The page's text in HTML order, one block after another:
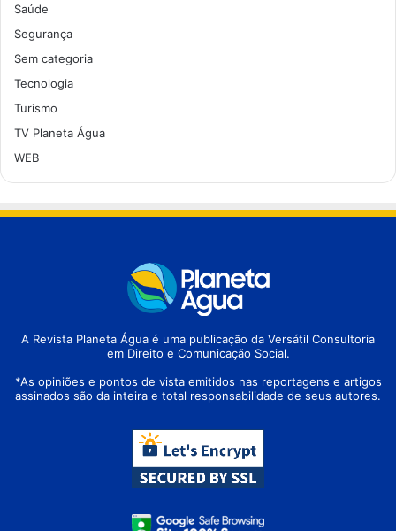
Saúde
Segurança
Sem categoria
Tecnologia
Turismo
TV Planeta Água
WEB
A Revista Planeta Água é uma publicação da Versátil Consultoria
em Direito e Comunicação Social.
*As opiniões e pontos de vista emitidos nas reportagens e artigos
assinados são da inteira e total responsabilidade de seus autores.